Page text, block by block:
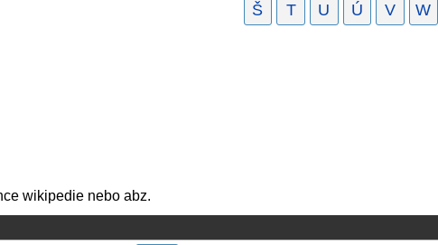
wikipedie nebo abz.
Š
T U Ú V W